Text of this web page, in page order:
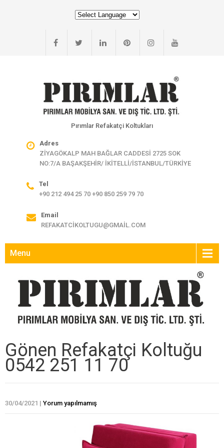
Pırımlar Refakatçi Koltukları
Adres
ZİYAGÖKALP MAH BAĞLAR CADDESİ 2725 SOK
NO:7/A BAŞAKŞEHİR/ İKİTELLİ/İSTANBUL/TÜRKİYE
Tel
+90 212 494 25 70 +90 850 259 79 70
Email
REFAKATCIKOLTUGU@GMAIL.COM
Menu
Gönen Refakatçi Koltuğu
0542 251 11 70
30/04/2021 | Yorum yapılmamış